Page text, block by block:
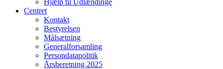
Hjælp til Udlændinge
Centret
Kontakt
Bestyrelsen
Målsætning
Generalforsamling
Persondatapolitik
Årsberetning 2025